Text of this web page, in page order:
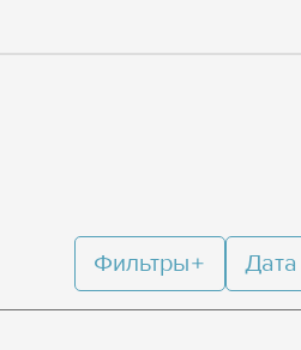
Фильтры Дата